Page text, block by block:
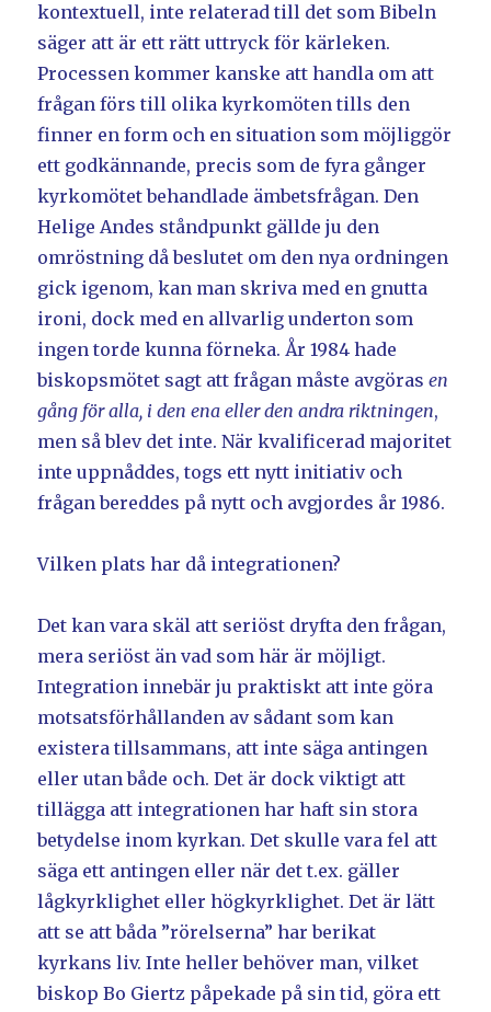
kontextuell, inte relaterad till det som Bibeln
säger att är ett rätt uttryck för kärleken.
Processen kommer kanske att handla om att
frågan förs till olika kyrkomöten tills den
finner en form och en situation som möjliggör
ett godkännande, precis som de fyra gånger
kyrkomötet behandlade ämbetsfrågan. Den
Helige Andes ståndpunkt gällde ju den
omröstning då beslutet om den nya ordningen
gick igenom, kan man skriva med en gnutta
ironi, dock med en allvarlig underton som
ingen torde kunna förneka. År 1984 hade
biskopsmötet sagt att frågan måste avgörasen
gång för alla, i den ena eller den andra riktningen,
men så blev det inte. När kvalificerad majoritet
inte uppnåddes, togs ett nytt initiativ och
frågan bereddes på nytt och avgjordes år 1986.
Vilken plats har då integrationen?
Det kan vara skäl att seriöst dryfta den frågan,
mera seriöst än vad som här är möjligt.
Integration innebär ju praktiskt att inte göra
motsatsförhållanden av sådant som kan
existera tillsammans, att inte säga antingen
eller utan både och. Det är dock viktigt att
tillägga att integrationen har haft sin stora
betydelse inom kyrkan. Det skulle vara fel att
säga ett antingen eller när det t.ex. gäller
lågkyrklighet eller högkyrklighet. Det är lätt
att se att båda ”rörelserna” har berikat
kyrkans liv. Inte heller behöver man, vilket
biskop Bo Giertz påpekade på sin tid, göra ett